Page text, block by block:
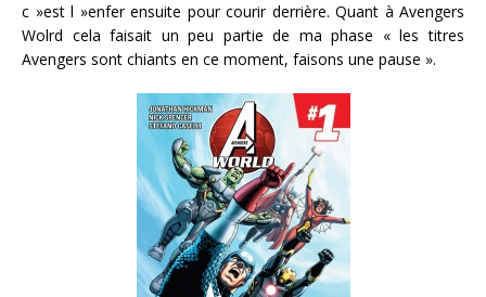
c »est l »enfer ensuite pour courir derrière. Quant à Avengers
Wolrd cela faisait un peu partie de ma phase « les titres
Avengers sont chiants en ce moment, faisons une pause ».